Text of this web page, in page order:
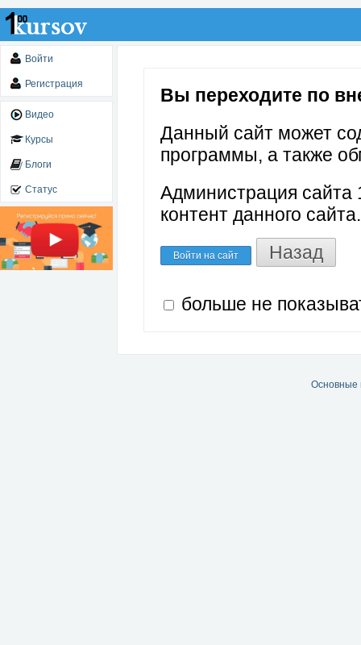
Войти
Регистрация
Видео
Курсы
Блоги
Статус
Вы переходите по
Данный сайт может
программы, а также
Администрация сайта
контент данного сайта.
Войти на сайт Назад
больше не
Основные